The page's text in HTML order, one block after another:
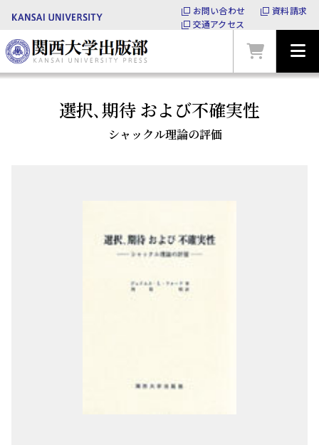
お問い合わせ
資料請求
交通アクセス
選択､期待 および不確実性
シャックル理論の評価